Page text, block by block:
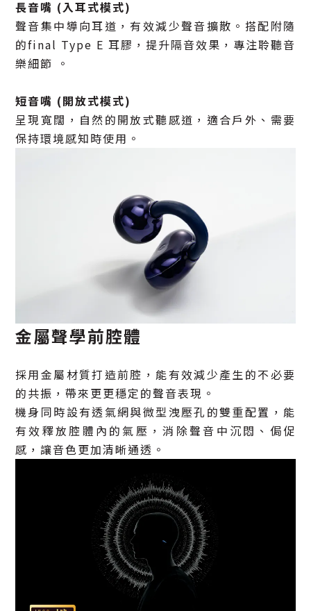
長音嘴 (入耳式模式)
聲音集中導向耳道，有效減少聲音擴散。搭配附隨
的final Type E 耳膠，提升隔音效果，專注聆聽音
樂細節 。
短音嘴 (開放式模式)
呈現寬闊，自然的開放式聽感道，適合戶外、需要
保持環境感知時使用。
金屬聲學前腔體
採用金屬材質打造前腔，能有效減少產生的不必要
的共振，帶來更更穩定的聲音表現。
機身同時設有透氣網與微型洩壓孔的雙重配置，能
有效釋放腔體內的氣壓，消除聲音中沉悶、侷促
感，讓音色更加清晰通透。